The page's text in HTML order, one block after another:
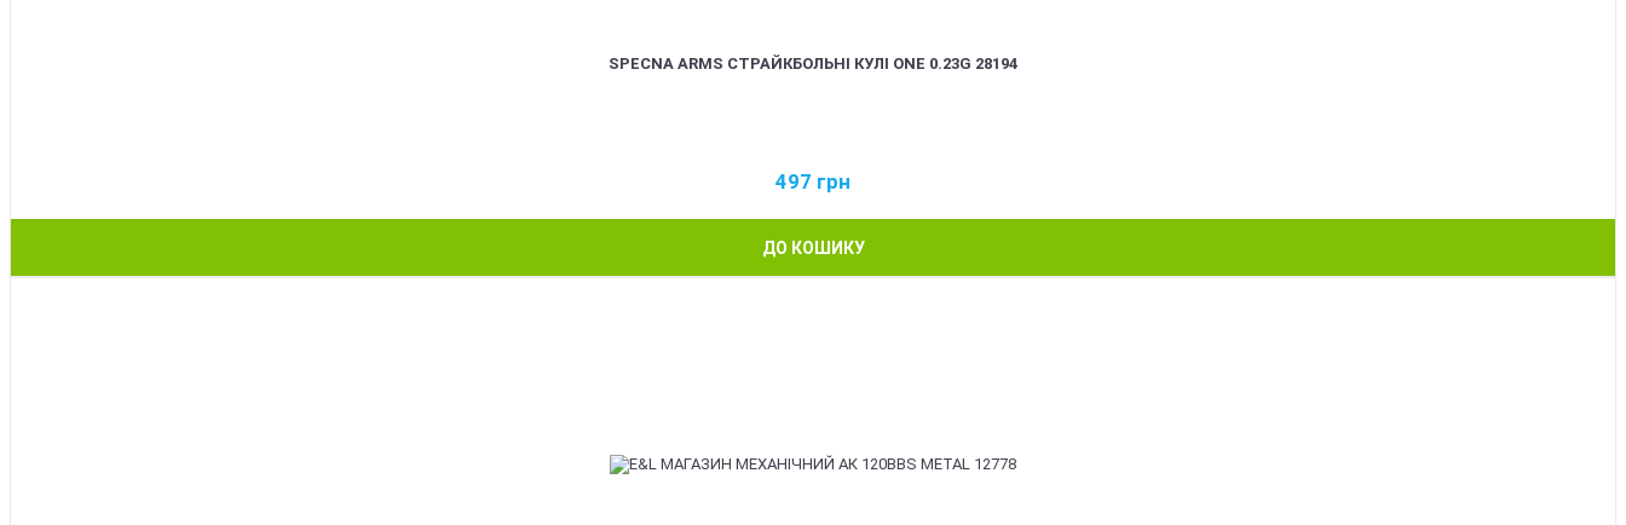
SPECNA ARMS СТРАЙКБОЛЬНІ КУЛІ ONE 0.23G 28194
497 грн
ДО КОШИКУ